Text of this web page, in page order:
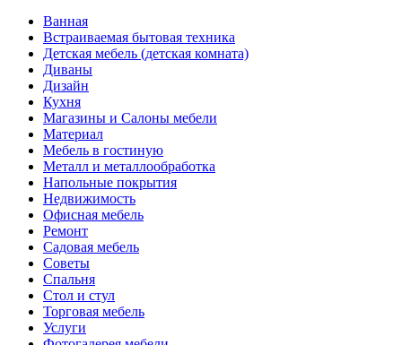
Ванная
Встраиваемая бытовая техника
Детская мебель (детская комната)
Диваны
Дизайн
Кухня
Магазины и Салоны мебели
Материал
Мебель в гостиную
Металл и металлообработка
Напольные покрытия
Недвижимость
Офисная мебель
Ремонт
Садовая мебель
Советы
Спальня
Стол и стул
Торговая мебель
Услуги